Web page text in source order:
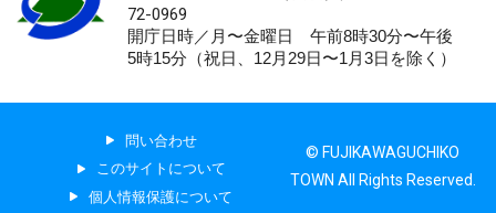
72-0969
開庁日時／月〜金曜日 午前8時30分〜午後
5時15分（祝日、12月29日〜1月3日を除く）
問い合わせ
このサイトについて
個人情報保護について
© FUJIKAWAGUCHIKO
TOWN All Rights Reserved.